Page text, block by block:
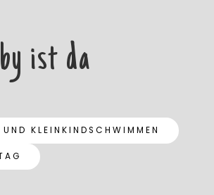
ist da
KLEINKINDSCHWIMMEN